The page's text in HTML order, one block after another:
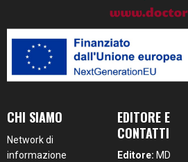
CHI SIAMO
Network di
informazione
EDITORE E
CONTATTI
Editore: MD